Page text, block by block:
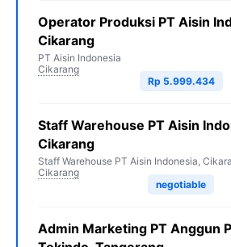
Operator Produksi PT Aisin
Cikarang
PT Aisin Indonesia
Cikarang
Rp 5.999.434
Staff Warehouse PT Aisin
Cikarang
Staff Warehouse PT Aisin Indonesia,
Cikarang
negotiable
Admin Marketing PT Anggun